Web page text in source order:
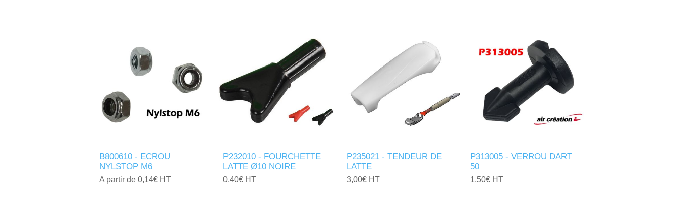
B800610 - ECROU
NYLSTOP M6
A partir de 0,14€ HT
P232010 - FOURCHETTE
LATTE Ø10 NOIRE
0,40€ HT
P235021 - TENDEUR DE
LATTE
3,00€ HT
P313005 - VERROU DART
50
1,50€ HT